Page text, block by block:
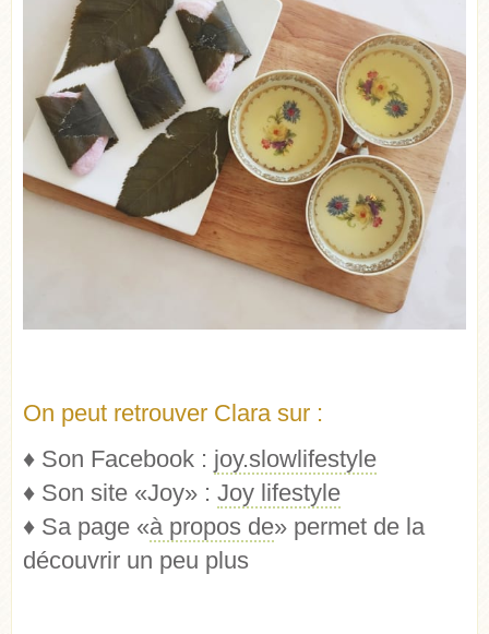
On peut retrouver Clara sur :
♦ Son Facebook : joy.slowlifestyle
♦ Son site «Joy» : Joy lifestyle
♦ Sa page «à propos de» permet de la
découvrir un peu plus